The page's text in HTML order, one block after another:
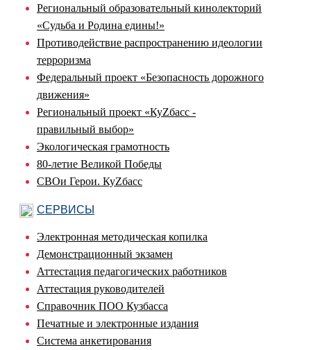
Региональный образовательный кинолекторий
«Судьба и Родина едины!»
Противодействие распространению идеологии
терроризма
Федеральный проект «Безопасность дорожного
движения»
Региональный проект «КуZбасс -
правильный выбор»
Экологическая грамотность
80-летие Великой Победы
СВОи Герои. КуZбасс
СЕРВИСЫ
Электронная методическая копилка
Демонстрационный экзамен
Аттестация педагогических работников
Аттестация руководителей
Справочник ПОО Кузбасса
Печатные и электронные издания
Система анкетирования